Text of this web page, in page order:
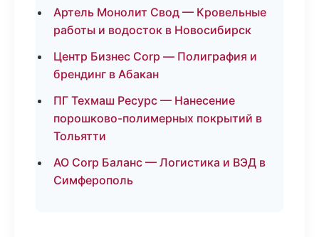
Артель Монолит Свод — Кровельные
работы и водосток в Новосибирск
Центр Бизнес Corp — Полиграфия и
брендинг в Абакан
ПГ Техмаш Ресурс — Нанесение
порошково-полимерных покрытий в
Тольятти
АО Corp Баланс — Логистика и ВЭД в
Симферополь